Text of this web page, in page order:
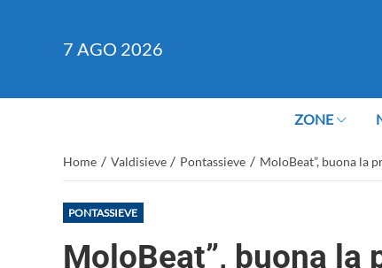
7 AGO 2026
ZONE
Home / Valdisieve / Pontassieve / MoloBeat”, buona la
PONTASSIEVE
MoloBeat”, buona la